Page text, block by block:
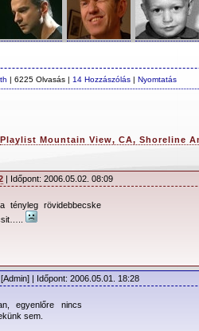
| 6225 Olvasás | 14 Hozzászólás | Nyomtatás
Playlist Mountain View, CA, Shoreline
| Időpont: 2006.05.02. 08:09
tényleg rövidebbecske
[Admin] | Időpont: 2006.05.01. 18:28
egyenlőre nincs
sem.